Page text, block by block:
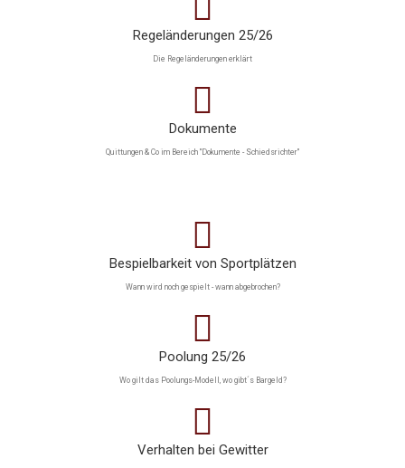
Regeländerungen 25/26
Die Regeländerungen erklärt
Dokumente
Quittungen & Co im Bereich "Dokumente - Schiedsrichter"
Bespielbarkeit von Sportplätzen
Wann wird noch gespielt - wann abgebrochen?
Poolung 25/26
Wo gilt das Poolungs-Modell, wo gibt´s Bargeld?
Verhalten bei Gewitter